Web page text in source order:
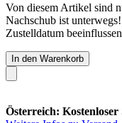
Von diesem Artikel sind
Nachschub ist
Zustelldatum
In den Warenkorb
Österreich: